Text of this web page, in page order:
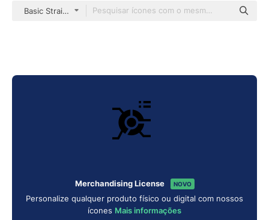
Basic Straight Filled
Merchandising License NOVO
Personalize qualquer produto físico ou digital com nossos
ícones Mais informações